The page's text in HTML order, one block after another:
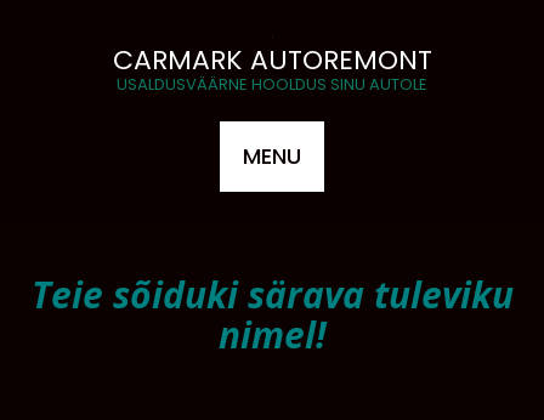
CARMARK AUTOREMONT
USALDUSVÄÄRNE HOOLDUS SINU AUTOLE
MENU
Teie sõiduki särava tuleviku
nimel!